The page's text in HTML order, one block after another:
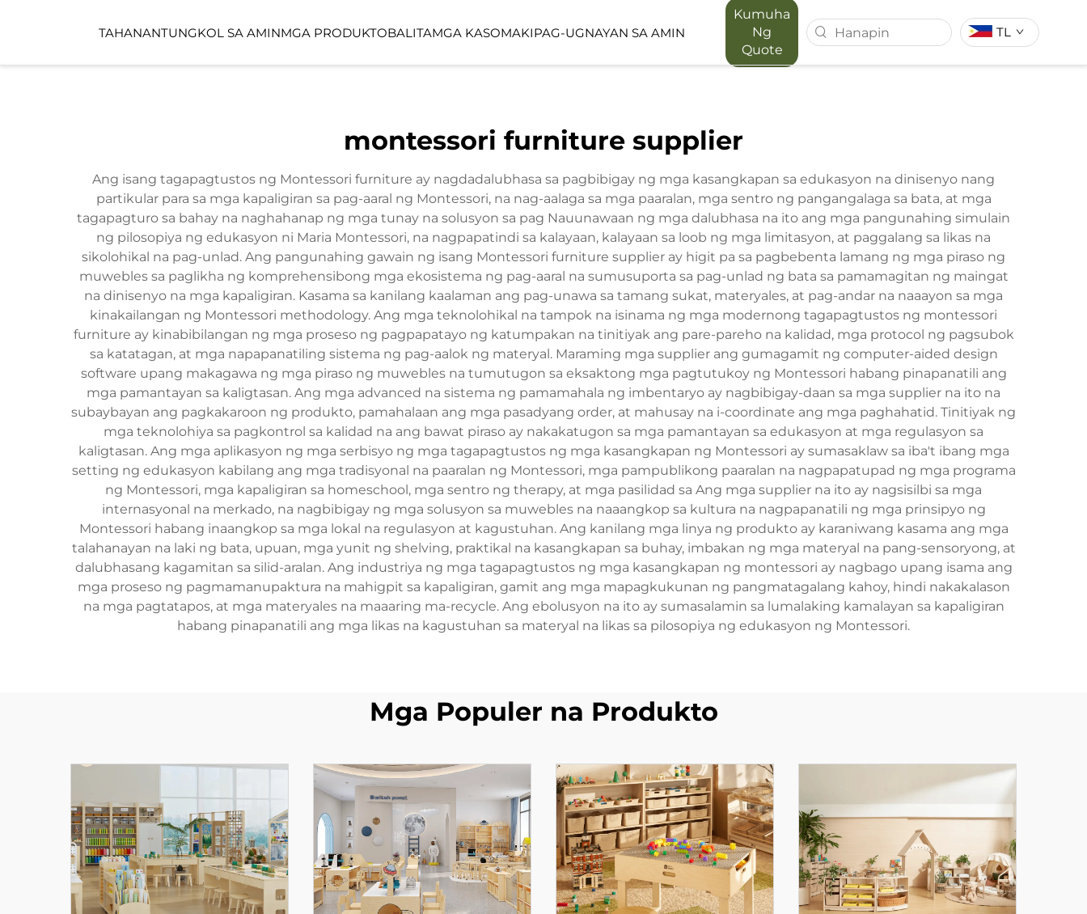
TAHANANTUNGKOL SA AMINMGA PRODUKTOBALITAMGA KASOMAKIPAG-UGNAYAN SA AMIN
Kumuha
Ng
Quote
TL
montessori furniture supplier
Ang isang tagapagtustos ng Montessori furniture ay nagdadalubhasa sa pagbibigay ng mga kasangkapan sa edukasyon na dinisenyo nang
partikular para sa mga kapaligiran sa pag-aaral ng Montessori, na nag-aalaga sa mga paaralan, mga sentro ng pangangalaga sa bata, at mga
tagapagturo sa bahay na naghahanap ng mga tunay na solusyon sa pag Nauunawaan ng mga dalubhasa na ito ang mga pangunahing simulain
ng pilosopiya ng edukasyon ni Maria Montessori, na nagpapatindi sa kalayaan, kalayaan sa loob ng mga limitasyon, at paggalang sa likas na
sikolohikal na pag-unlad. Ang pangunahing gawain ng isang Montessori furniture supplier ay higit pa sa pagbebenta lamang ng mga piraso ng
muwebles sa paglikha ng komprehensibong mga ekosistema ng pag-aaral na sumusuporta sa pag-unlad ng bata sa pamamagitan ng maingat
na dinisenyo na mga kapaligiran. Kasama sa kanilang kaalaman ang pag-unawa sa tamang sukat, materyales, at pag-andar na naaayon sa mga
kinakailangan ng Montessori methodology. Ang mga teknolohikal na tampok na isinama ng mga modernong tagapagtustos ng montessori
furniture ay kinabibilangan ng mga proseso ng pagpapatayo ng katumpakan na tinitiyak ang pare-pareho na kalidad, mga protocol ng pagsubok
sa katatagan, at mga napapanatiling sistema ng pag-aalok ng materyal. Maraming mga supplier ang gumagamit ng computer-aided design
software upang makagawa ng mga piraso ng muwebles na tumutugon sa eksaktong mga pagtutukoy ng Montessori habang pinapanatili ang
mga pamantayan sa kaligtasan. Ang mga advanced na sistema ng pamamahala ng imbentaryo ay nagbibigay-daan sa mga supplier na ito na
subaybayan ang pagkakaroon ng produkto, pamahalaan ang mga pasadyang order, at mahusay na i-coordinate ang mga paghahatid. Tinitiyak ng
mga teknolohiya sa pagkontrol sa kalidad na ang bawat piraso ay nakakatugon sa mga pamantayan sa edukasyon at mga regulasyon sa
kaligtasan. Ang mga aplikasyon ng mga serbisyo ng mga tagapagtustos ng mga kasangkapan ng Montessori ay sumasaklaw sa iba't ibang mga
setting ng edukasyon kabilang ang mga tradisyonal na paaralan ng Montessori, mga pampublikong paaralan na nagpapatupad ng mga programa
ng Montessori, mga kapaligiran sa homeschool, mga sentro ng therapy, at mga pasilidad sa Ang mga supplier na ito ay nagsisilbi sa mga
internasyonal na merkado, na nagbibigay ng mga solusyon sa muwebles na naaangkop sa kultura na nagpapanatili ng mga prinsipyo ng
Montessori habang inaangkop sa mga lokal na regulasyon at kagustuhan. Ang kanilang mga linya ng produkto ay karaniwang kasama ang mga
talahanayan na laki ng bata, upuan, mga yunit ng shelving, praktikal na kasangkapan sa buhay, imbakan ng mga materyal na pang-sensoryong, at
dalubhasang kagamitan sa silid-aralan. Ang industriya ng mga tagapagtustos ng mga kasangkapan ng montessori ay nagbago upang isama ang
mga proseso ng pagmamanupaktura na mahigpit sa kapaligiran, gamit ang mga mapagkukunan ng pangmatagalang kahoy, hindi nakakalason
na mga pagtatapos, at mga materyales na maaaring ma-recycle. Ang ebolusyon na ito ay sumasalamin sa lumalaking kamalayan sa kapaligiran
habang pinapanatili ang mga likas na kagustuhan sa materyal na likas sa pilosopiya ng edukasyon ng Montessori.
Mga Populer na Produkto